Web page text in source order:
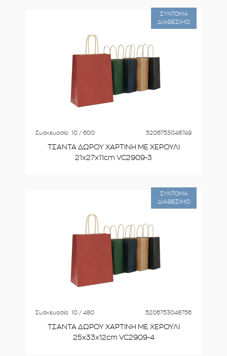
Συσκευασία: 10 / 600 5206753048749
ΤΣΑΝΤΑ ΔΩΡΟΥ ΧΑΡΤΙΝΗ ΜΕ ΧΕΡΟΥΛΙ
21x27x11cm VC2909-3
ΣΥΝΤΟΜΑ
ΔΙΑΘΕΣΙΜΟ
Συσκευασία: 10 / 480 5206753048756
ΤΣΑΝΤΑ ΔΩΡΟΥ ΧΑΡΤΙΝΗ ΜΕ ΧΕΡΟΥΛΙ
25x33x12cm VC2909-4
ΣΥΝΤΟΜΑ
ΔΙΑΘΕΣΙΜΟ